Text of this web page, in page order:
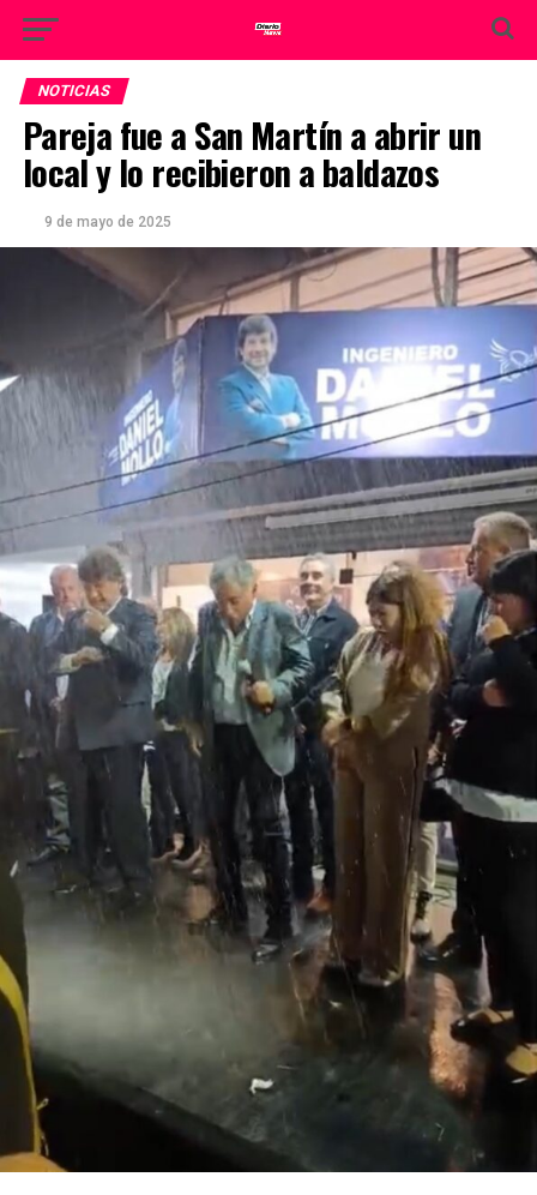
NOTICIAS
Pareja fue a San Martín a abrir un
local y lo recibieron a baldazos
9 de mayo de 2025